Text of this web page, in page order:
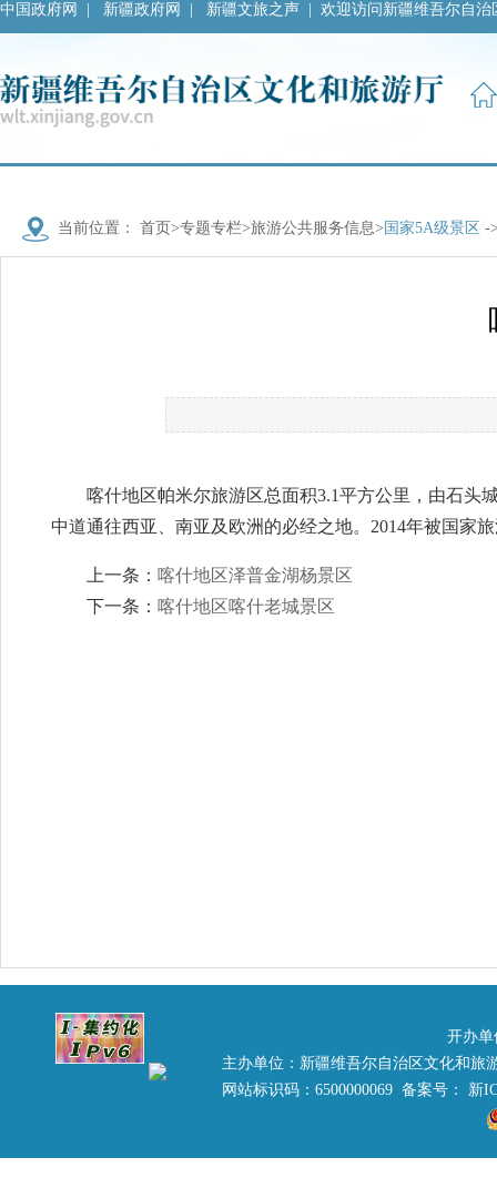
中国政府网 新疆政府网 新疆文旅之声 欢迎访问新疆维吾尔自
当前位置： 首页 >专题专栏>旅游公共服务信息> 国家5A级景区 -
喀什地区帕米尔旅游区总面积3.1平方公里，由石头
中道通往西亚、南亚及欧洲的必经之地。2014年被国家
上一条： 喀什地区泽普金湖杨景区
下一条： 喀什地区喀什老城景区
开办单
主办单位：新疆维吾尔自治区文化和
网站标识码：6500000069 备案号： 新